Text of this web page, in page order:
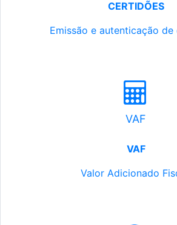
CERTIDÕES
Emissão e autenticação
VAF
VAF
Valor Adicionado